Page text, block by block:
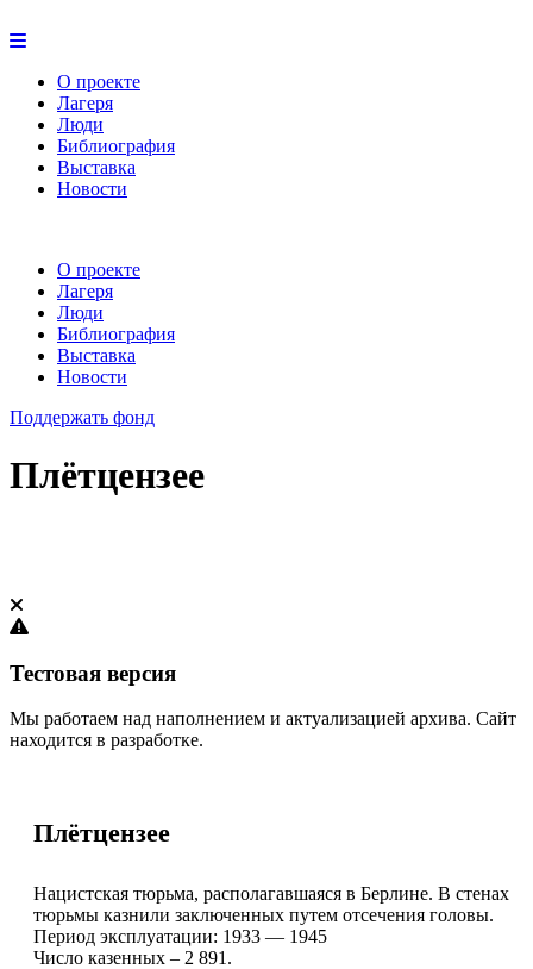
О проекте
Лагеря
Люди
Библиография
Выставка
Новости
О проекте
Лагеря
Люди
Библиография
Выставка
Новости
Поддержать фонд
Плётцензее
Тестовая версия
Мы работаем над наполнением и актуализацией архива. Сайт
находится в разработке.
Плётцензее
Нацистская тюрьма, располагавшаяся в Берлине. В стенах
тюрьмы казнили заключенных путем отсечения головы.
Период эксплуатации: 1933 — 1945
Число казенных – 2 891.